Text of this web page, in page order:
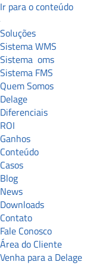
Ir para o conteúdo
Soluções
Sistema WMS
Sistema oms
Sistema FMS
Quem Somos
Delage
Diferenciais
ROI
Ganhos
Conteúdo
Casos
Blog
News
Downloads
Contato
Fale Conosco
Área do Cliente
Venha para a Delage